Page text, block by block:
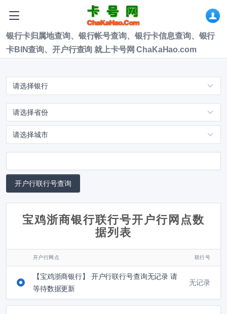
银行卡归属地查询、银行帐号查询、银行卡信息查询、银行
卡BIN查询、开户行查询 就上卡号网 ChaKaHao.com
宝鸡浙商银行联行号开户行网点数
据列表
开户行网点 联行号
【宝鸡浙商银行】 开户行联行号查询无记录 请
等待数据更新
无记录